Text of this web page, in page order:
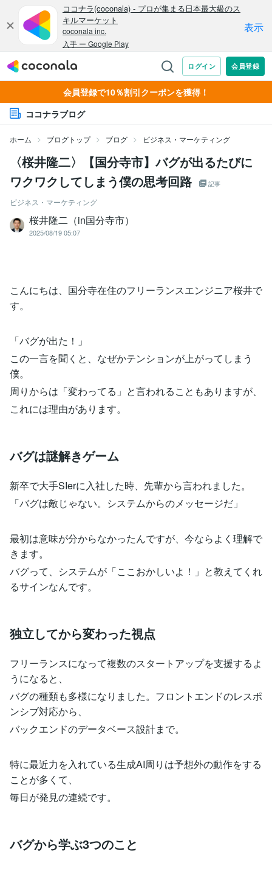
会員登録で10％割引クーポンを獲得！
ココナラブログ
ホーム ブログトップ ブログ ビジネス・マーケティング
〈桜井隆二〉【国分寺市】バグが出るたびに
ワクワクしてしまう僕の思考回路
記事
ビジネス・マーケティング
桜井隆二（in国分寺市）
2025/08/19 05:07
こんにちは、国分寺在住のフリーランスエンジニア桜井で
す。
「バグが出た！」
この一言を聞くと、なぜかテンションが上がってしまう
僕。
周りからは「変わってる」と言われることもありますが、
これには理由があります。
バグは謎解きゲーム
新卒で大手SIerに入社した時、先輩から言われました。
「バグは敵じゃない。システムからのメッセージだ」
最初は意味が分からなかったんですが、今ならよく理解で
きます。
バグって、システムが「ここおかしいよ！」と教えてくれ
るサインなんです。
独立してから変わった視点
フリーランスになって複数のスタートアップを支援するよ
うになると、
バグの種類も多様になりました。フロントエンドのレスポ
ンシブ対応から、
バックエンドのデータベース設計まで。
特に最近力を入れている生成AI周りは予想外の動作をする
ことが多くて、
毎日が発見の連続です。
バグから学ぶ3つのこと